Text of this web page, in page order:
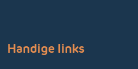
Handige links